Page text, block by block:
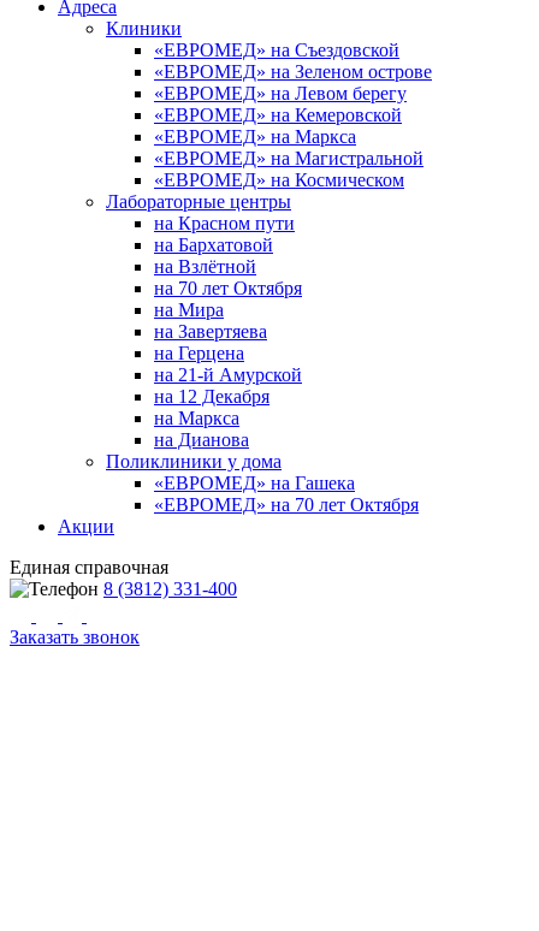
Адреса
Клиники
«ЕВРОМЕД» на Съездовской
«ЕВРОМЕД» на Зеленом острове
«ЕВРОМЕД» на Левом берегу
«ЕВРОМЕД» на Кемеровской
«ЕВРОМЕД» на Маркса
«ЕВРОМЕД» на Магистральной
«ЕВРОМЕД» на Космическом
Лабораторные центры
на Красном пути
на Бархатовой
на Взлётной
на 70 лет Октября
на Мира
на Завертяева
на Герцена
на 21-й Амурской
на 12 Декабря
на Маркса
на Дианова
Поликлиники у дома
«ЕВРОМЕД» на Гашека
«ЕВРОМЕД» на 70 лет Октября
Акции
Единая справочная
8 (3812) 331-400
Заказать звонок